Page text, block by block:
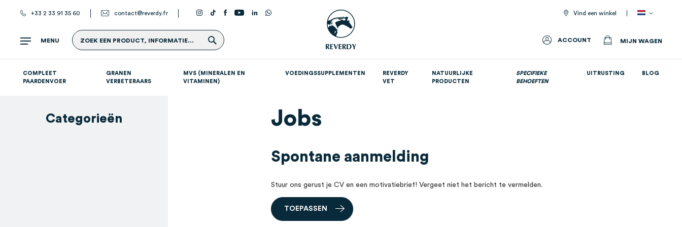
+33 2 33 91 35 60 contact@reverdy.fr Vind een winkel
MENU ZOEK EEN PRODUCT, INFORMATIE... Zoekopdracht ACCOUNT MIJN WAGEN
COMPLEET
PAARDENVOER
GRANEN
VERBETERAARS
MVS (MINERALEN EN
VITAMINEN)
VOEDINGSSUPPLEMENTEN
REVERDY
VET
NATUURLIJKE
PRODUCTEN
SPECIFIEKE
BEHOEFTEN
UITRUSTING BLOG
Categorieën Jobs
Spontane aanmelding
Stuur ons gerust je CV en een motivatiebrief! Vergeet niet het bericht te vermelden.
TO E PASS E N